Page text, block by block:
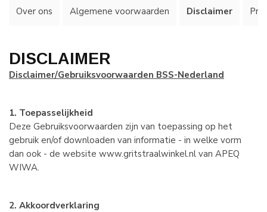
Over ons Algemene voorwaarden Disclaimer
DISCLAIMER
Disclaimer/Gebruiksvoorwaarden BSS-Nederland
1. Toepasselijkheid
Deze Gebruiksvoorwaarden zijn van toepassing op het
gebruik en/of downloaden van informatie - in welke vorm
dan ook - de website www.gritstraalwinkel.nl van APEQ
WIWA.
2. Akkoordverklaring